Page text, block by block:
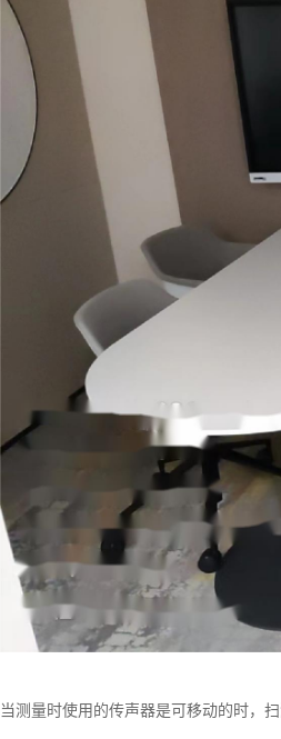
当测量时使用的传声器是可移动的时，